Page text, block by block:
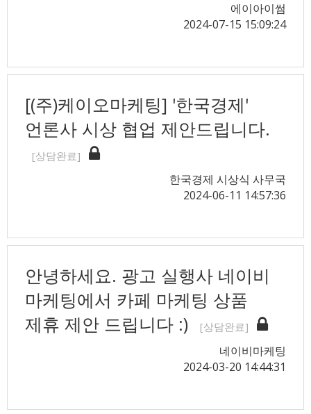
에이아이썸
2024-07-15 15:09:24
[(주)케이오마케팅] '한국경제'
언론사 시상 협업 제안드립니다.
[상담완료]
한국경제 시상식 사무국
2024-06-11 14:57:36
안녕하세요. 광고 실행사 네이비
마케팅에서 카페 마케팅 상품
제휴 제안 드립니다 :)
[상담완료]
네이비마케팅
2024-03-20 14:44:31